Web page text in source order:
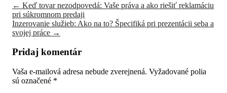
← Keď tovar nezodpovedá: Vaše práva a ako riešiť reklamáciu
pri súkromnom predaji
Inzerovanie služieb: Ako na to? Špecifiká pri prezentácii seba a
svojej práce →
Pridaj komentár
Vaša e-mailová adresa nebude zverejnená. Vyžadované polia
sú označené *